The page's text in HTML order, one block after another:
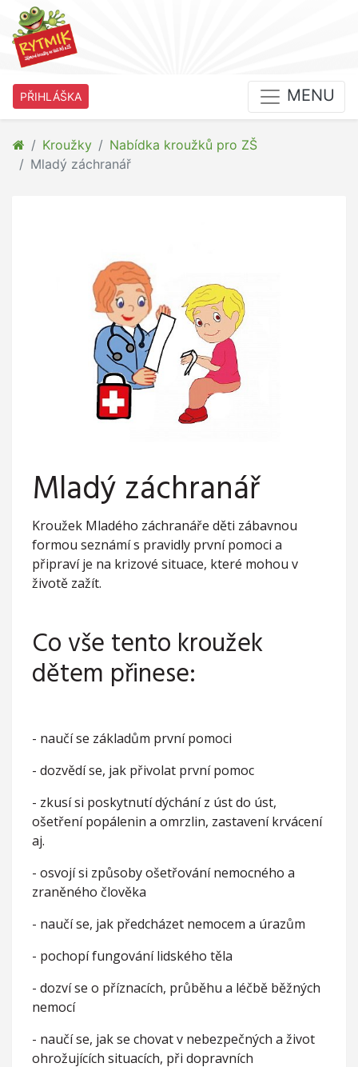
PŘIHLÁŠKA MENU
Kroužky
Nabídka kroužků pro ZŠ
Mladý záchranář
Mladý záchranář
Kroužek Mladého záchranáře děti zábavnou
formou seznámí s pravidly první pomoci a
připraví je na krizové situace, které mohou v
životě zažít.
Co vše tento kroužek
dětem přinese:
- naučí se základům první pomoci
- dozvědí se, jak přivolat první pomoc
- zkusí si poskytnutí dýchání z úst do úst,
ošetření popálenin a omrzlin, zastavení krvácení
aj.
- osvojí si způsoby ošetřování nemocného a
zraněného člověka
- naučí se, jak předcházet nemocem a úrazům
- pochopí fungování lidského těla
- dozví se o příznacích, průběhu a léčbě běžných
nemocí
- naučí se, jak se chovat v nebezpečných a život
ohrožujících situacích, při dopravních